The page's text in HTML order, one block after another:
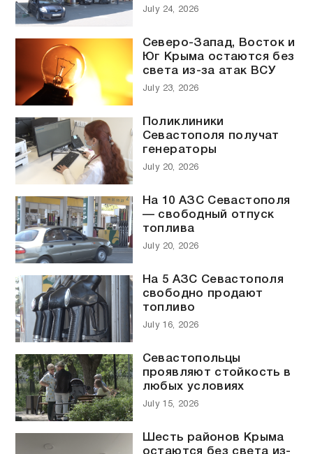
July 24, 2026
Северо-Запад, Восток и
Юг Крыма остаются без
света из-за атак ВСУ
July 23, 2026
Поликлиники
Севастополя получат
генераторы
July 20, 2026
На 10 АЗС Севастополя
— свободный отпуск
топлива
July 20, 2026
На 5 АЗС Севастополя
свободно продают
топливо
July 16, 2026
Севастопольцы
проявляют стойкость в
любых условиях
July 15, 2026
Шесть районов Крыма
остаются без света из-